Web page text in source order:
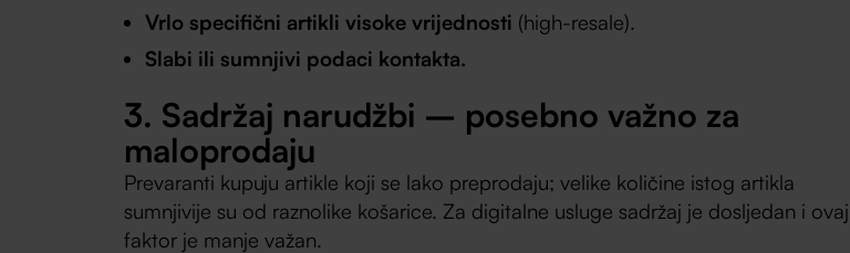
Vrlo specifični artikli visoke vrijednosti (high-resale).
Slabi ili sumnjivi podaci kontakta.
3. Sadržaj narudžbi – posebno važno za
maloprodaju
Prevaranti kupuju artikle koji se lako preprodaju; velike količine istog artikla
sumnjivije su od raznolike košarice. Za digitalne usluge sadržaj je dosljedan i ovaj
faktor je manje važan.